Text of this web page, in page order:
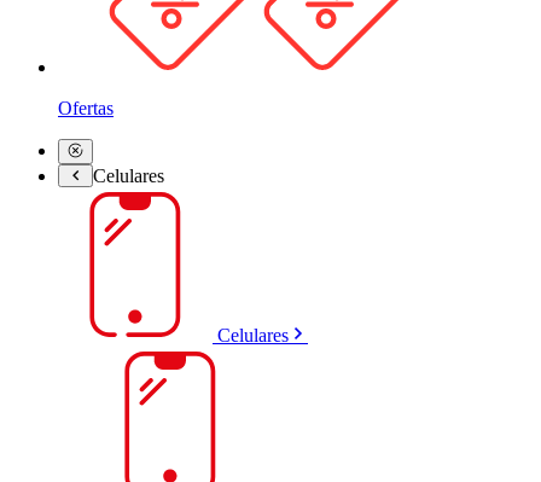
Ofertas
Celulares
Celulares